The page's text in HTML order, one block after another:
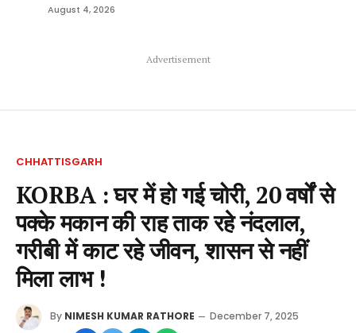
August 4, 2026
Advertisement
CHHATTISGARH
KORBA : घर में हो गई चोरी, 20 वर्षों से
पक्के मकान की राह ताक रहे नंदलाल,
गरीबी में काट रहे जीवन, शासन से नहीं
मिला लाभ !
By NIMESH KUMAR RATHORE December 7, 2025